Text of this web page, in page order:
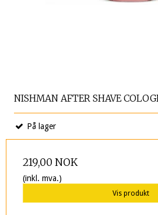
NISHMAN AFTER SHAVE
På lager
219,00 NOK
(inkl. mva.)
Vis produkt